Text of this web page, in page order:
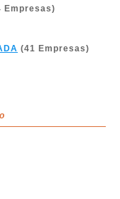
Empresas)
(41 Empresas)